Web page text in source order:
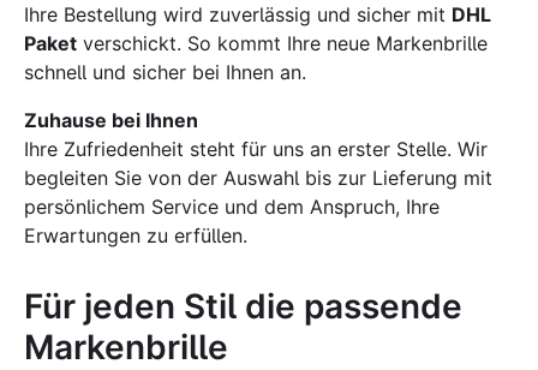
Ihre Bestellung wird zuverlässig und sicher mit DHL
Paket verschickt. So kommt Ihre neue Markenbrille
schnell und sicher bei Ihnen an.
Zuhause bei Ihnen
Ihre Zufriedenheit steht für uns an erster Stelle. Wir
begleiten Sie von der Auswahl bis zur Lieferung mit
persönlichem Service und dem Anspruch, Ihre
Erwartungen zu erfüllen.
Für jeden Stil die passende
Markenbrille